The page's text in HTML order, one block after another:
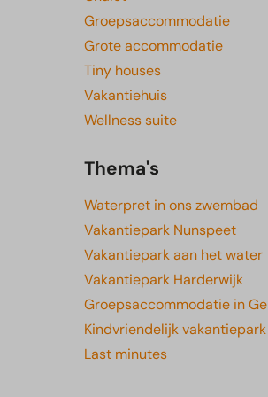
Groepsaccommodatie
Grote accommodatie
Tiny houses
Vakantiehuis
Wellness suite
Thema's
Waterpret in ons zwembad
Vakantiepark Nunspeet
Vakantiepark aan het water
Vakantiepark Harderwijk
Groepsaccommodatie in
Kindvriendelijk vakantiepark
Last minutes